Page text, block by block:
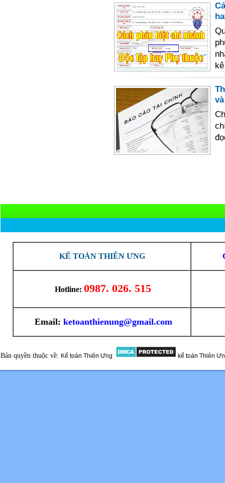
KẾ TOÁN THIÊN ƯNG
Hotline: 0987. 026. 515
Email: ketoanthienung@gmail.com
Bản quyền thuộc về: Kế toán Thiên Ưng kế toán Thiên